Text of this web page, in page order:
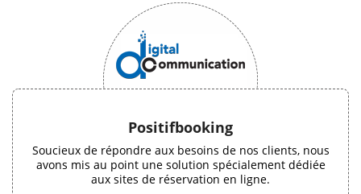
Positifbooking
Soucieux de répondre aux besoins de nos clients, nous
avons mis au point une solution spécialement dédiée
aux sites de réservation en ligne.